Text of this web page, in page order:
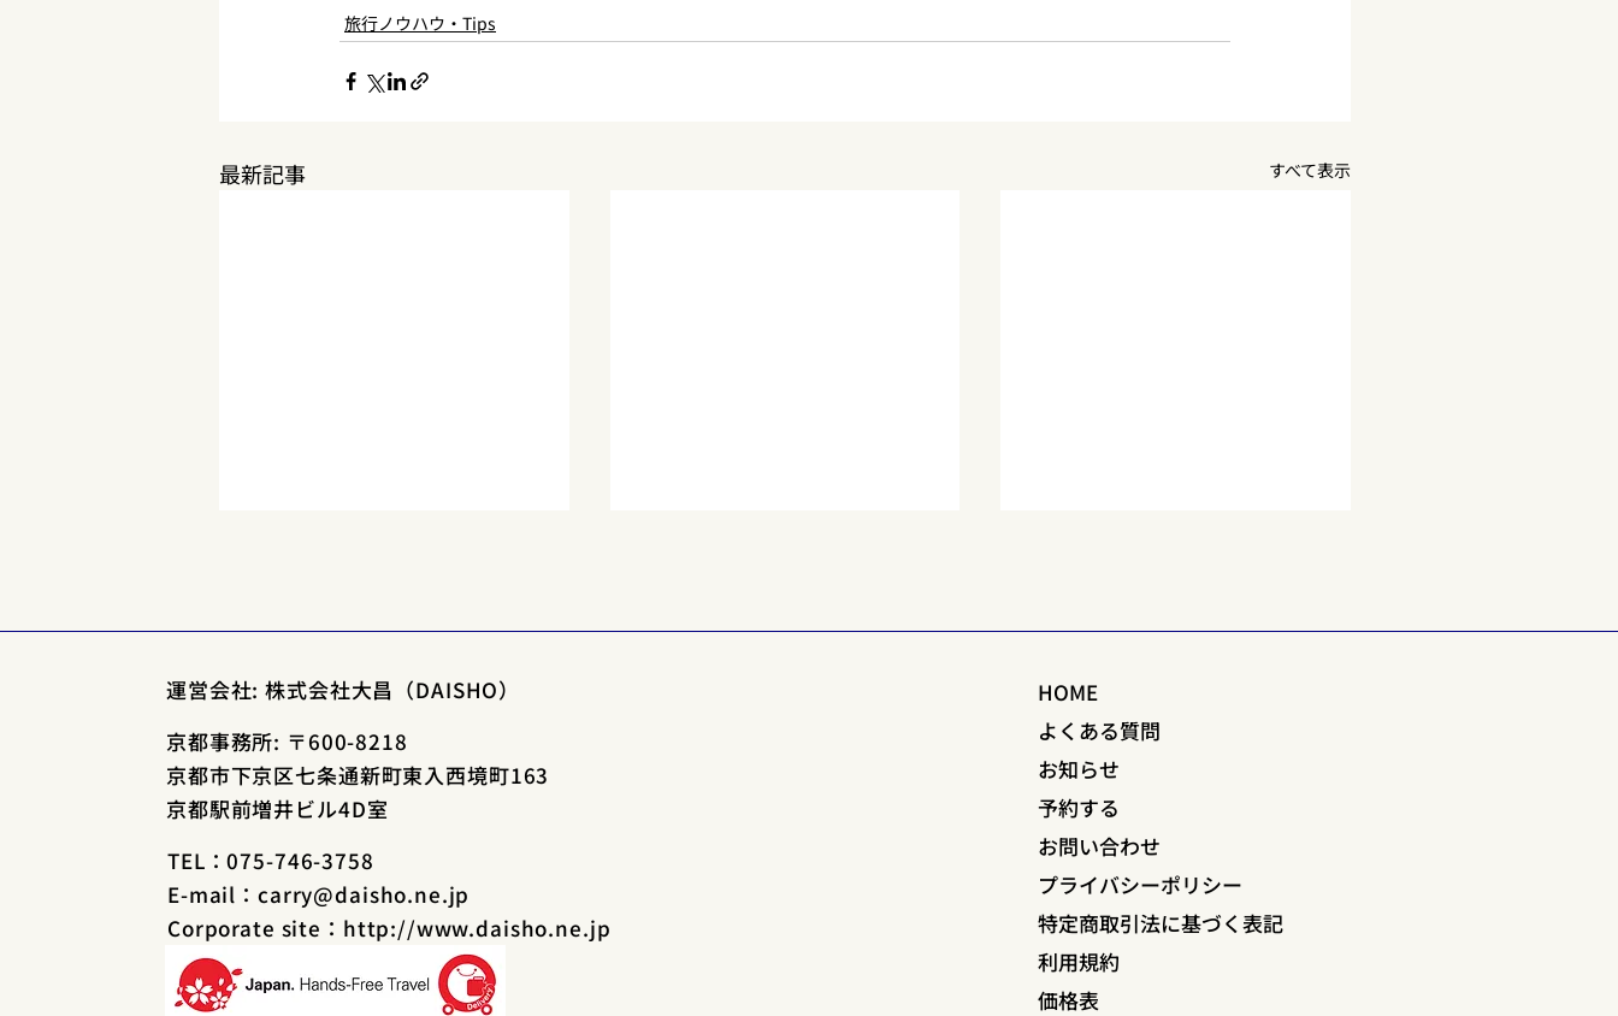
旅行ノウハウ・Tips
最新記事 すべて表示
梅雨の季節、京都の街並みにもし
す。 雨だからこそ楽しめる、静か
1️⃣ 雨に濡れる寺社仏閣の美 梅雨
の時期、京都の寺社は雨に洗わ
れ、より一層趣深い風景となりま
庭園...
京都観光を楽しむ中で、スーツケ
京都の観光地を歩き回ると、自然
せっかくの旅を快適に楽しむため
には、「歩き方」と「靴選び」が
とても大切です。今回は、観光で
疲れにくくなるコツをご紹介しま
す。 1. 正しい歩き方で疲れ知ら
ず！ 姿勢を意識する...
運営会社: 株式会社大昌（DAISHO）
京都事務所: 〒600-8218
京都市下京区七条通新町東入西境町163
京都駅前増井ビル4D室
TEL：075-746-3758
E-mail：carry@daisho.ne.jp
Corporate site：http://www.daisho.ne.jp
HOME
よくある質問
お知らせ
予約する
お問い合わせ
プライバシーポリシー
特定商取引法に基づく表記
利用規約
価格表